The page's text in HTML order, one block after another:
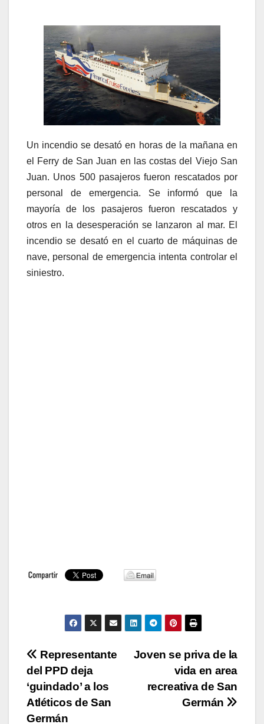
Un incendio se desató en horas de la mañana en
el Ferry de San Juan en las costas del Viejo San
Juan. Unos 500 pasajeros fueron rescatados por
personal de emergencia. Se informó que la
mayoría de los pasajeros fueron rescatados y
otros en la desesperación se lanzaron al mar. El
incendio se desató en el cuarto de máquinas de
nave, personal de emergencia intenta controlar el
siniestro.
Navegación
de
entradas
Joven se priva de la
vida en area
recreativa de San
Germán
Representante
del PPD deja
‘guindado’ a los
Atléticos de San
Germán